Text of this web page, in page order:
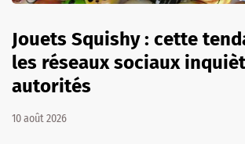
Jouets Squishy : cette
les réseaux sociaux
autorités
10 août 2026